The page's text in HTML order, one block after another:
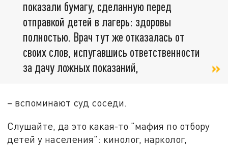
показали бумагу, сделанную перед
отправкой детей в лагерь: здоровы
полностью. Врач тут же отказалась от
своих слов, испугавшись ответственности
за дачу ложных показаний,
– вспоминают суд соседи.
Слушайте, да это какая-то "мафия по отбору
детей у населения": кинолог, нарколог,